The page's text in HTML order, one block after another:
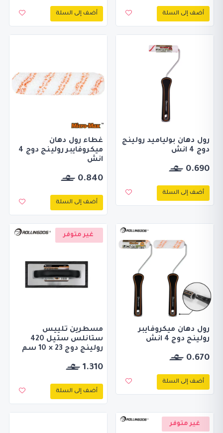
أضف إلى السلة أضف إلى السلة
رول دهان بولياميد رولينج
دوج 4 انش
0.690
أضف إلى السلة
غطاء رول دهان
ميكروفايبر رولينج دوج 4
انش
0.840
أضف إلى السلة
رول دهان ميكروفايبر
رولينج دوج 4 انش
0.670
أضف إلى السلة
غير متوفر
مسطرين تلييس
ستانلس ستيل 420
رولينج دوج 23 × 10 سم
1.310
أضف إلى السلة
غير متوفر